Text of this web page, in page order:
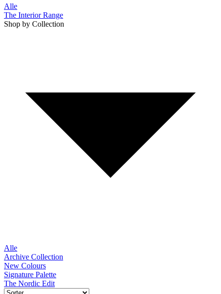
Alle
The Interior Range
Shop by Collection
Alle
Archive Collection
New Colours
Signature Palette
The Nordic Edit